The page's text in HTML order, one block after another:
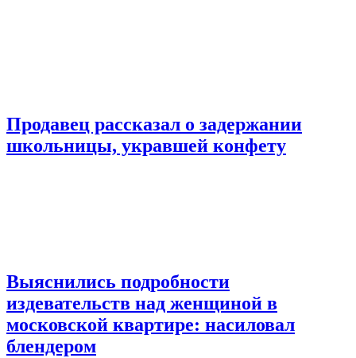
Продавец рассказал о задержании
школьницы, укравшей конфету
Выяснились подробности
издевательств над женщиной в
московской квартире: насиловал
блендером